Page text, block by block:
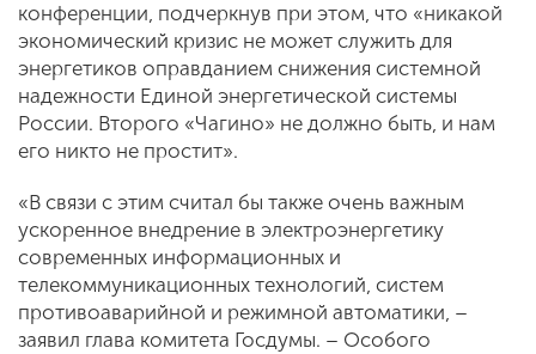
конференции, подчеркнув при этом, что «никакой
экономический кризис не может служить для
энергетиков оправданием снижения системной
надежности Единой энергетической системы
России. Второго «Чагино» не должно быть, и нам
его никто не простит».
«В связи с этим считал бы также очень важным
ускоренное внедрение в электроэнергетику
современных информационных и
телекоммуникационных технологий, систем
противоаварийной и режимной автоматики, –
заявил глава комитета Госдумы. – Особого